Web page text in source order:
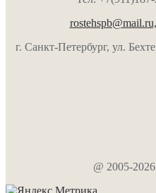
rostehspb@mail.ru,
г. Санкт-Петербург, ул.
@ 2005-